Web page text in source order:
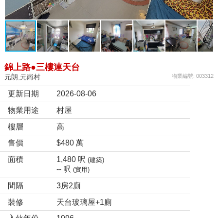
錦上路●三樓連天台
元朗,元崗村 物業編號: 003312
更新日期
2026-08-06
物業用途
村屋
樓層
高
售價
$480 萬
面積
1,480 呎 (建築)
-- 呎 (實用)
間隔
3房2廁
裝修
天台玻璃屋+1廁